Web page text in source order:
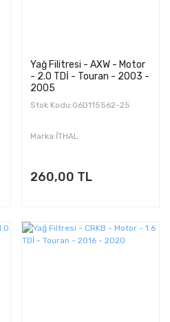
Yağ Filitresi - AXW - Motor
- 2.0 TDİ - Touran - 2003 -
2005
Stok Kodu:06D115562-25
Marka:İTHAL
260,00 TL